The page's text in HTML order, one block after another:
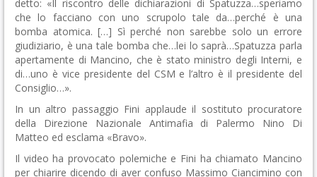
detto: «Il riscontro delle dichiarazioni di Spatuzza…speriamo
che lo facciano con uno scrupolo tale da…perché è una
bomba atomica. […] Sì perché non sarebbe solo un errore
giudiziario, è una tale bomba che…lei lo saprà…Spatuzza parla
apertamente di Mancino, che è stato ministro degli Interni, e
di…uno è vice presidente del CSM e l’altro è il presidente del
Consiglio…».
In un altro passaggio Fini applaude il sostituto procuratore
della Direzione Nazionale Antimafia di Palermo Nino Di
Matteo ed esclama «Bravo».
Il video ha provocato polemiche e Fini ha chiamato Mancino
per chiarire dicendo di aver confuso Massimo Ciancimino con